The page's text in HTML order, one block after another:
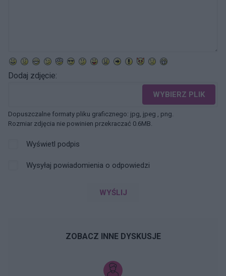
Dodaj zdjęcie:
WYBIERZ PLIK
Dopuszczalne formaty pliku graficznego: jpg, jpeg , png.
Rozmiar zdjęcia nie powinien przekraczać 0.6MB.
Wyświetl podpis
Wysyłaj powiadomienia o odpowiedzi
WYŚLIJ
ZOBACZ INNE DYSKUSJE